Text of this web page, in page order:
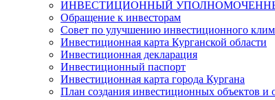
ИНВЕСТИЦИОННЫЙ
Обращение к инвесторам
Совет по улучшению инвестиционного
Инвестиционная карта Курганской области
Инвестиционная декларация
Инвестиционный паспорт
Инвестиционная карта города Кургана
План создания инвестиционных объектов и